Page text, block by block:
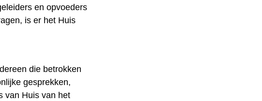
en opvoeders
is er het Huis
die betrokken
gesprekken,
van Huis van het